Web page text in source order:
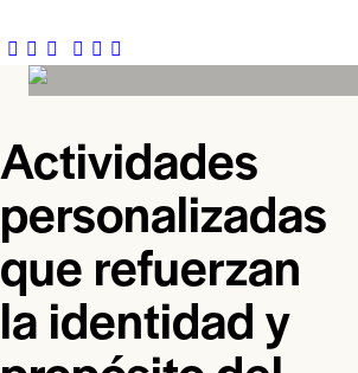
Actividades
personalizadas
que refuerzan
la identidad y